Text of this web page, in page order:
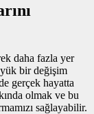
daha fazla yer
bir değişim
gerçek hayatta
olmak ve bu
sağlayabilir.